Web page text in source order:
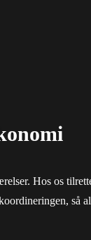
Hos os
så